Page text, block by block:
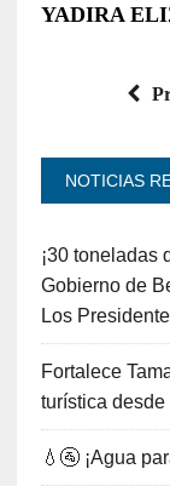
YADIRA
NOTICIAS
¡30 toneladas
Gobierno de
Los
Fortalece
turística desde
💧🚰 ¡Agua